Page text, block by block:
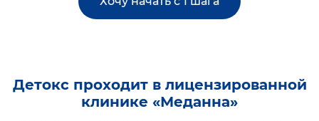
Детокс проходит в лицензированной
клинике «Меданна»